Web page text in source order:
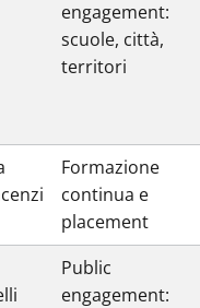
engagement:
scuole, città,
territori
Formazione
continua e
placement
Public
engagement: